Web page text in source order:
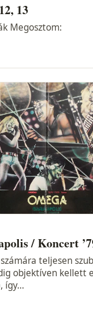
13
Megosztom:
/ Koncert
teljesen
objektíven kellett
így...